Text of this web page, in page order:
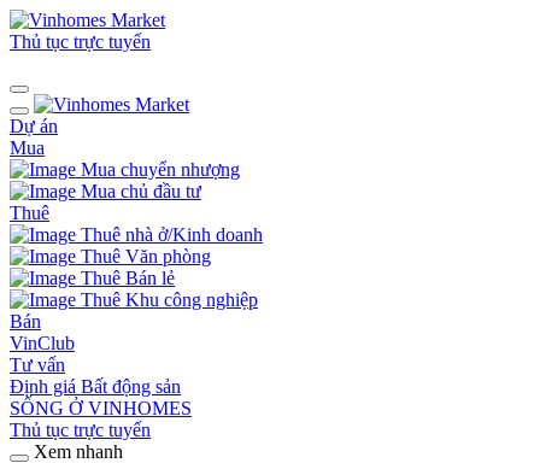
Thủ tục trực tuyến
Dự án
Mua
Mua chuyển nhượng
Mua chủ đầu tư
Thuê
Thuê nhà ở/Kinh doanh
Thuê Văn phòng
Thuê Bán lẻ
Thuê Khu công nghiệp
Bán
VinClub
Tư vấn
Định giá Bất động sản
SỐNG Ở VINHOMES
Thủ tục trực tuyến
Xem nhanh